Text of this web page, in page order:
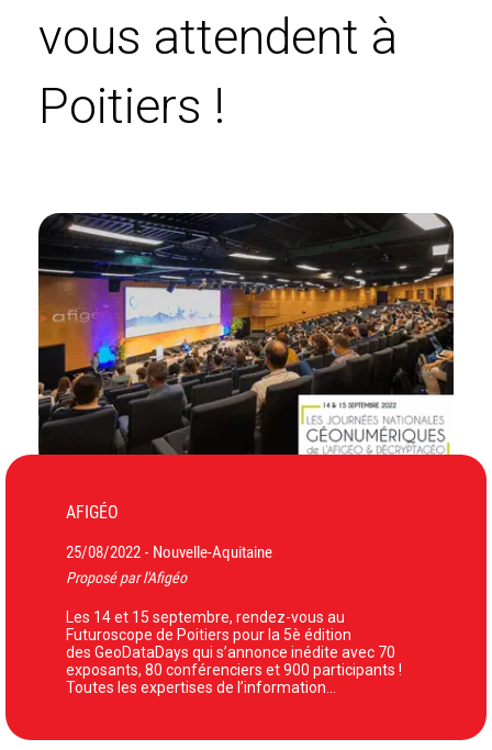
vous attendent à
Poitiers !
AFIGÉO
25/08/2022 - Nouvelle-Aquitaine
Proposé par l'Afigéo
Les 14 et 15 septembre, rendez-vous au
Futuroscope de Poitiers pour la 5è édition
des GeoDataDays qui s’annonce inédite avec 70
exposants, 80 conférenciers et 900 participants !
Toutes les expertises de l’information…